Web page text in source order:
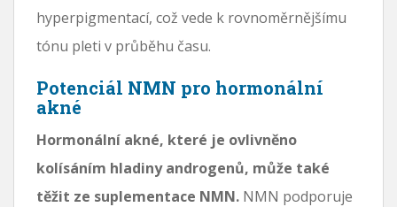
hyperpigmentací, což vede k rovnoměrnějšímu
tónu pleti v průběhu času.
Potenciál NMN pro hormonální
akné
Hormonální akné, které je ovlivněno
kolísáním hladiny androgenů, může také
těžit ze suplementace NMN. NMN podporuje